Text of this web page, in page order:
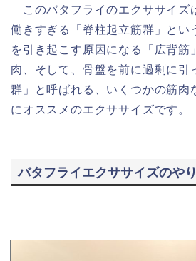
このバタフライのエクササイズ
働きすぎる「脊柱起立筋群」とい
を引き起こす原因になる「広背筋
肉、そして、骨盤を前に過剰に引
群」と呼ばれる、いくつかの筋肉
にオススメのエクササイズです。
バタフライエクササイズのや